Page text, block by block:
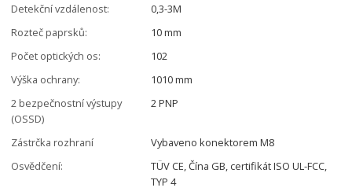
Detekční vzdálenost:
0,3-3M
Rozteč paprsků:
10 mm
Počet optických os:
102
Výška ochrany:
1010 mm
2 bezpečnostní výstupy
(OSSD)
2 PNP
Zástrčka rozhraní
Vybaveno konektorem M8
Osvědčení:
TÜV CE, Čína GB, certifikát ISO UL-FCC,
TYP 4